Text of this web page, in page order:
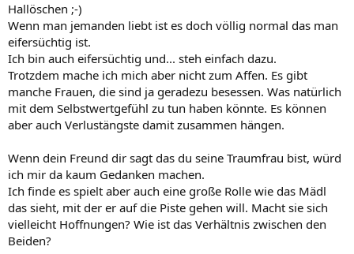
Hallöschen ;-)
Wenn man jemanden liebt ist es doch völlig normal das man
eifersüchtig ist.
Ich bin auch eifersüchtig und... steh einfach dazu.
Trotzdem mache ich mich aber nicht zum Affen. Es gibt
manche Frauen, die sind ja geradezu besessen. Was natürlich
mit dem Selbstwertgefühl zu tun haben könnte. Es können
aber auch Verlustängste damit zusammen hängen.
Wenn dein Freund dir sagt das du seine Traumfrau bist, würd
ich mir da kaum Gedanken machen.
Ich finde es spielt aber auch eine große Rolle wie das Mädl
das sieht, mit der er auf die Piste gehen will. Macht sie sich
vielleicht Hoffnungen? Wie ist das Verhältnis zwischen den
Beiden?